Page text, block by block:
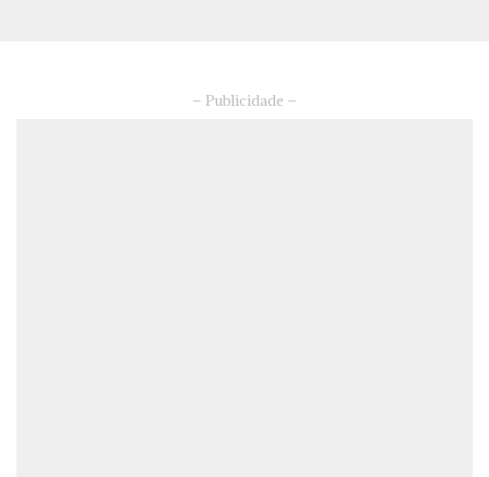
– Publicidade –